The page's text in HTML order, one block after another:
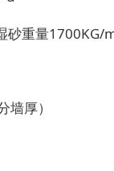
砂重量1700KG/
厚）